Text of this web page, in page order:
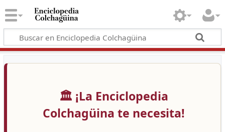
🏛️ ¡La Enciclopedia
Colchagüina te necesita!